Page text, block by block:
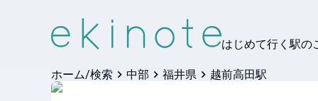
はじめて行く駅の
ホーム/検索 中部 福井県 越前高田駅